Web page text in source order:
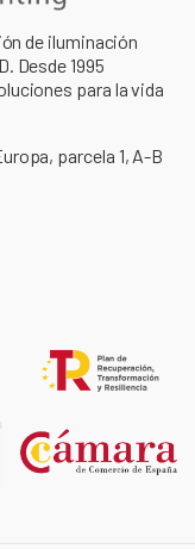
de iluminación
Desde 1995
para la vida
parcela 1, A-B